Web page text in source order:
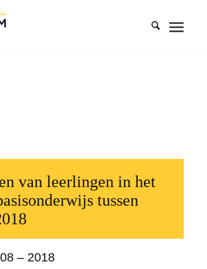
van leerlingen in het
tussen
– 2018